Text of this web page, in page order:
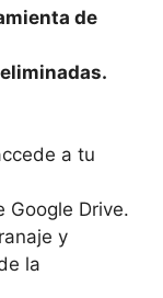
de
a tu
Google‌ Drive.
y
la